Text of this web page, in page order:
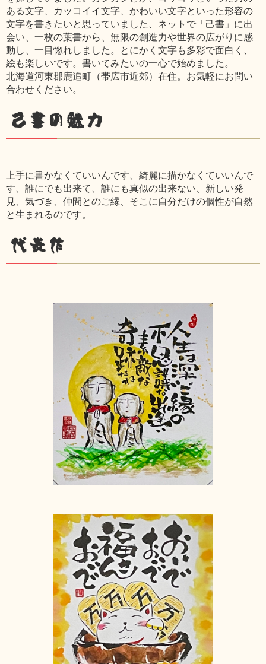
ある文字、カッコイイ文字、かわいい文字といった形容の
文字を書きたいと思っていました、ネットで「己書」に出
会い、一枚の葉書から、無限の創造力や世界の広がりに感
動し、一目惚れしました。とにかく文字も多彩で面白く、
絵も楽しいです。書いてみたいの一心で始めました。
北海道河東郡鹿追町（帯広市近郊）在住。お気軽にお問い
合わせください。
己書の魅力
上手に書かなくていいんです、綺麗に描かなくていいんで
す、誰にでも出来て、誰にも真似の出来ない、新しい発
見、気づき、仲間とのご縁、そこに自分だけの個性が自然
と生まれるのです。
代表作